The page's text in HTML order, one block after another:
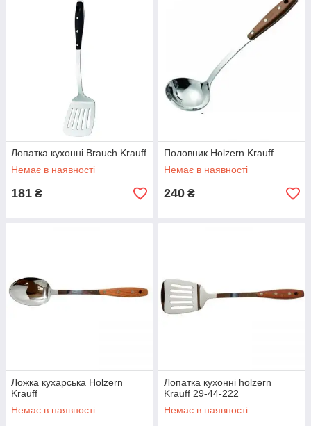
Лопатка кухонні Brauch Krauff
Немає в наявності
181 ₴
Половник Holzern Krauff
Немає в наявності
240 ₴
Ложка кухарська Holzern
Krauff
Немає в наявності
Лопатка кухонні holzern
Krauff 29-44-222
Немає в наявності